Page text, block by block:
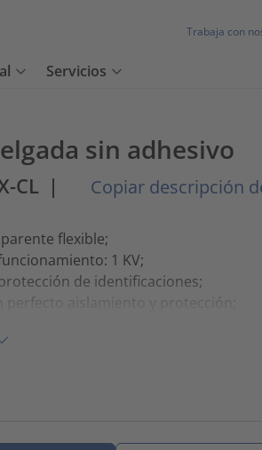
Trabaja con
Servicios
sin adhesivo
CL | Copiar descripción
flexible;
1 KV;
de identificaciones;
perfecto aislamiento y protección;